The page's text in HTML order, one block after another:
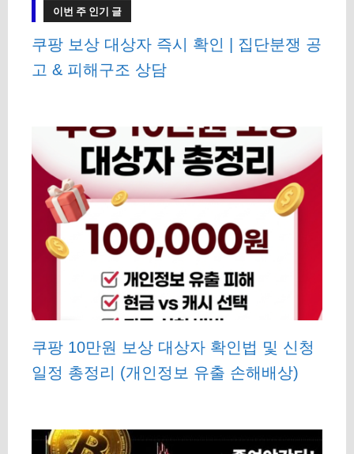
이번 주 인기 글
쿠팡 보상 대상자 즉시 확인 | 집단분쟁 공
고 & 피해구조 상담
쿠팡 10만원 보상 대상자 확인법 및 신청
일정 총정리 (개인정보 유출 손해배상)